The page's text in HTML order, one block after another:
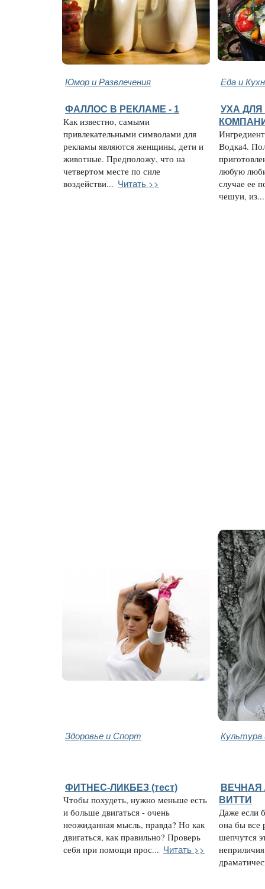
Юмор и Развлечения Еда и
ФАЛЛОС В РЕКЛАМЕ - 1
Как известно, самыми
привлекательными символами для
рекламы являются женщины, дети и
животные. Предположу, что на
четвертом месте по силе
воздействи... Читать >>
УХА
Водка4.
любую
случае ее
чешуи, из...
Здоровье и Спорт Культура
ФИТНЕС-ЛИКБЕЗ (тест)
Чтобы похудеть, нужно меньше есть
и больше двигаться - очень
неожиданная мысль, правда? Но как
двигаться, как правильно? Проверь
себя при помощи прос... Читать >>
ВИТТИ
Даже если
она бы все
шепчутся